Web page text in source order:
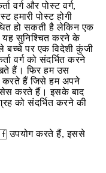
वर्ग और पोस्ट वर्ग,
हमारी पोस्ट होगी
हो सकती है लेकिन एक
यह सुनिश्चित करने के
बच्चे पर एक विदेशी कुंजी
वर्ग को संदर्भित करने
हैं। फिर हम उस
करते हैं जिसे हम अपने
करते हैं। इसके बाद
को संदर्भित करने की
उपयोग करते हैं, इससे